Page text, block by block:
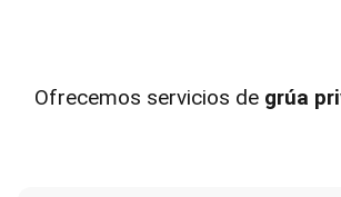
Ofrecemos servicios de grúa